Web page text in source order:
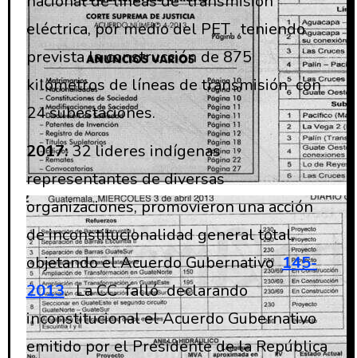
eléctrica, por medio del PET, teniendo
prevista la construcción de 875
kilómetros de líneas de transmisión con
24 subestaciones.
2017:32 lideres indígenas
representantes de diversas
organizaciones, promovieron una acción
de inconstitucionalidad general total,
objetando el Acuerdo Gubernativo145-
2013. La CC falló declarando
inconstitucional el Acuerdo Gubernativo
emitido por el Presidente de la República